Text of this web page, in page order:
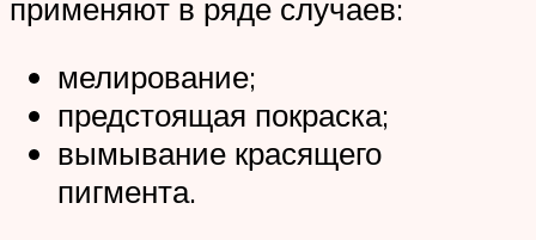
применяют в ряде случаев:
мелирование;
предстоящая покраска;
вымывание красящего
пигмента.